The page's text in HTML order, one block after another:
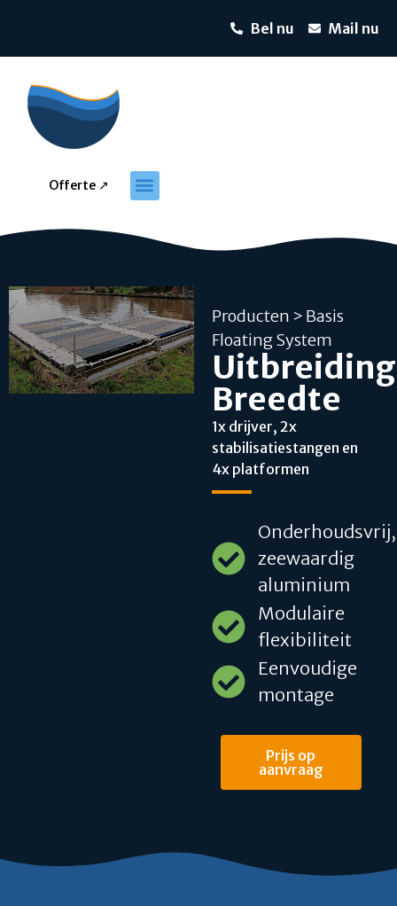
Bel nu Mail nu
Offerte ↗
Producten > Basis
Floating System
Uitbreiding
Breedte
1x drijver, 2x
stabilisatiestangen en
4x platformen
Onderhoudsvrij,
zeewaardig
aluminium
Modulaire
flexibiliteit
Eenvoudige
montage
Prijs op
aanvraag